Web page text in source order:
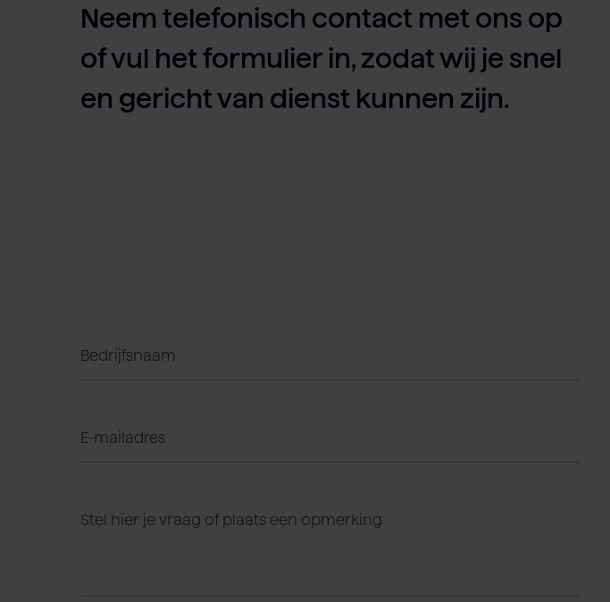
Neem telefonisch contact met ons op
of vul het formulier in, zodat wij je snel
en gericht van dienst kunnen zijn.